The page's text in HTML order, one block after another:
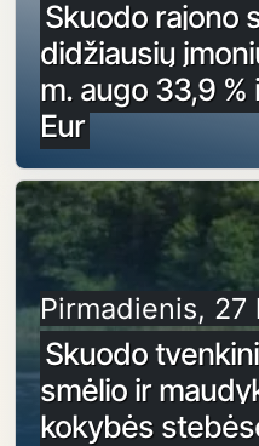
Skuodo rajono
didžiausių
m. augo 33,9 %
Eur
Pirmadienis,
Skuodo
smėlio ir
kokybės